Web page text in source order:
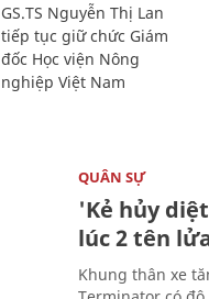
GS.TS Nguyễn Thị Lan
tiếp tục giữ chức Giám
đốc Học viện Nông
nghiệp Việt Nam
QUÂN SỰ
'Kẻ hủy
lúc 2 tên
Khung thân xe